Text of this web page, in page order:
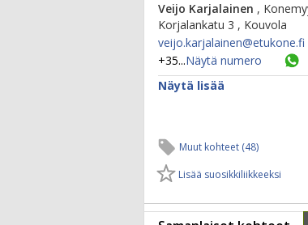
Veijo Karjalainen ,
Korjalankatu 3 , Kouvola
veijo.karjalainen@​etukone.fi
+35...Näytä numero
Näytä lisää
Muut kohteet (48)
Lisää suosikkiliikkeeksi